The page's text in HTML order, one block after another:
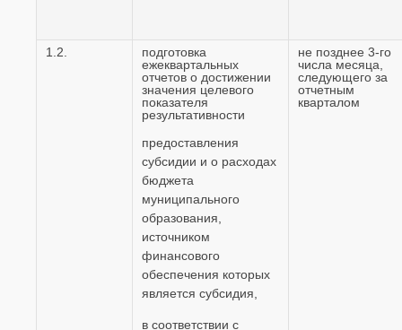
1.2.
подготовка
ежеквартальных
отчетов о достижении
значения целевого
показателя
результативности
предоставления
субсидии и о расходах
бюджета
муниципального
образования,
источником
финансового
обеспечения которых
является субсидия,
в соответствии с
не позднее 3-го
числа месяца,
следующего за
отчетным
кварталом